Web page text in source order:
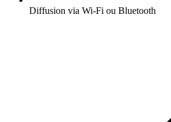
Diffusion via Wi-Fi ou Bluetooth